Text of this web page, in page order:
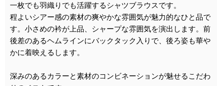
一枚でも羽織りでも活躍するシャツブラウスです。
程よいシアー感の素材の爽やかな雰囲気が魅力的なひと品で
す。小さめの衿が上品、シャープな雰囲気を演出します。前
後差のあるヘムラインにバックタック入りで、後ろ姿も華や
かに着映えるします。
深みのあるカラーと素材のコンビネーションが魅せるこだわ